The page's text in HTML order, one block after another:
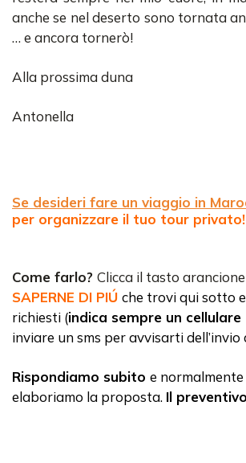
anche se nel deserto sono tornata
… e ancora tornerò!
Alla prossima duna
Antonella
Se desideri fare un viaggio in
per organizzare il tuo tour privato!
Come farlo? Clicca il tasto arancione
SAPERNE DI PIÚ che trovi qui sotto
richiesti (indica sempre un cellulare
inviare un sms per avvisarti
Rispondiamo subito e
elaboriamo la proposta. Il